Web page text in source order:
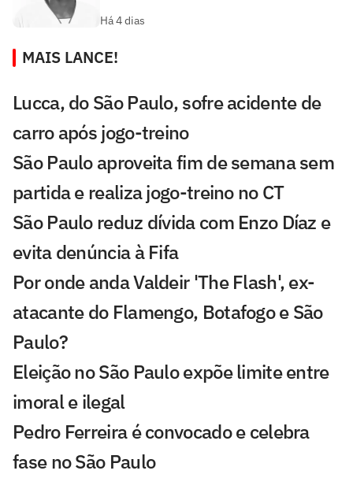
Há 4 dias
MAIS LANCE!
Lucca, do São Paulo, sofre acidente de
carro após jogo-treino
São Paulo aproveita fim de semana sem
partida e realiza jogo-treino no CT
São Paulo reduz dívida com Enzo Díaz e
evita denúncia à Fifa
Por onde anda Valdeir 'The Flash', ex-
atacante do Flamengo, Botafogo e São
Paulo?
Eleição no São Paulo expõe limite entre
imoral e ilegal
Pedro Ferreira é convocado e celebra
fase no São Paulo